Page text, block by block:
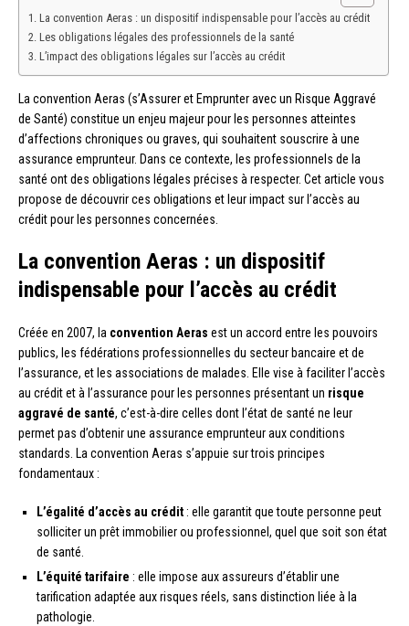
La convention Aeras : un dispositif indispensable pour l’accès au crédit
Les obligations légales des professionnels de la santé
L’impact des obligations légales sur l’accès au crédit
La convention Aeras (s’Assurer et Emprunter avec un Risque Aggravé
de Santé) constitue un enjeu majeur pour les personnes atteintes
d’affections chroniques ou graves, qui souhaitent souscrire à une
assurance emprunteur. Dans ce contexte, les professionnels de la
santé ont des obligations légales précises à respecter. Cet article vous
propose de découvrir ces obligations et leur impact sur l’accès au
crédit pour les personnes concernées.
La convention Aeras : un dispositif
indispensable pour l’accès au crédit
Créée en 2007, la convention Aeras est un accord entre les pouvoirs
publics, les fédérations professionnelles du secteur bancaire et de
l’assurance, et les associations de malades. Elle vise à faciliter l’accès
au crédit et à l’assurance pour les personnes présentant un risque
aggravé de santé, c’est-à-dire celles dont l’état de santé ne leur
permet pas d’obtenir une assurance emprunteur aux conditions
standards. La convention Aeras s’appuie sur trois principes
fondamentaux :
L’égalité d’accès au crédit : elle garantit que toute personne peut
solliciter un prêt immobilier ou professionnel, quel que soit son état
de santé.
L’équité tarifaire : elle impose aux assureurs d’établir une
tarification adaptée aux risques réels, sans distinction liée à la
pathologie.